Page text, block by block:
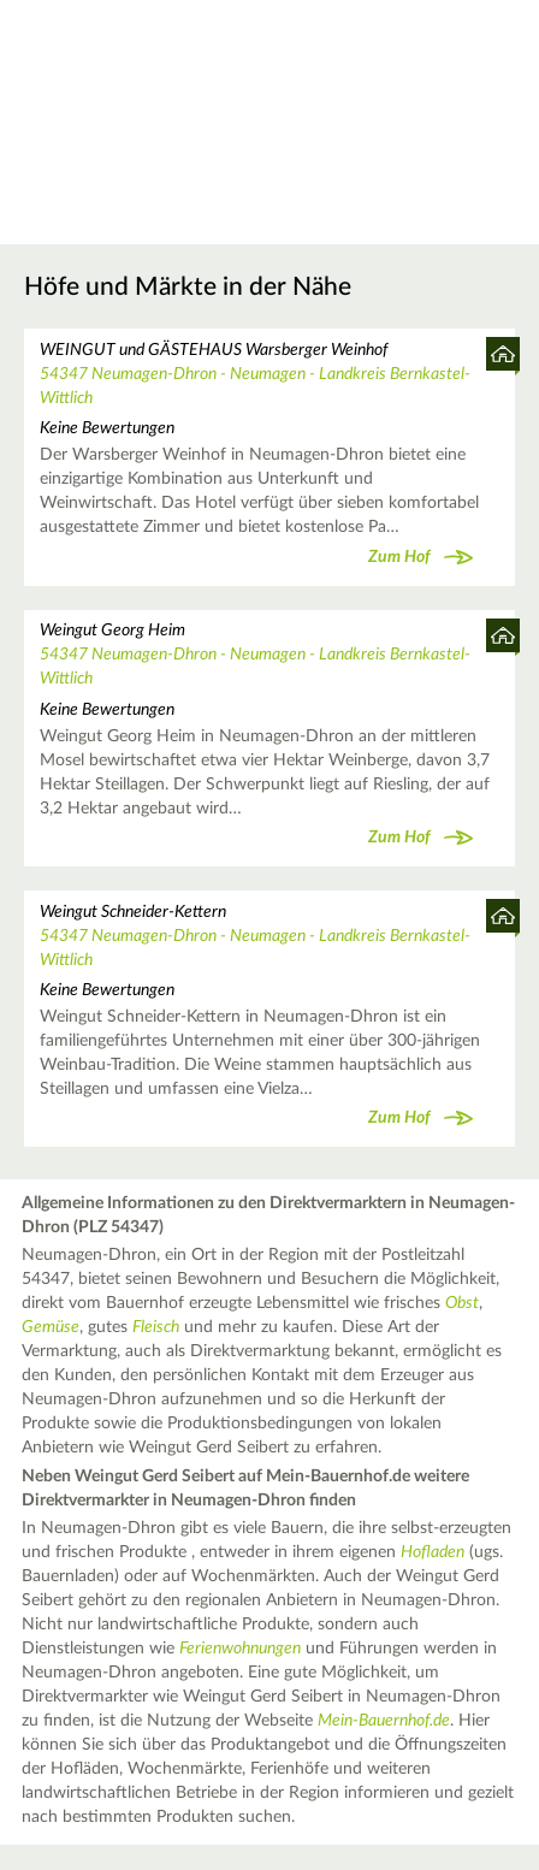
Höfe und Märkte in der Nähe
WEINGUT und GÄSTEHAUS Warsberger Weinhof
54347 Neumagen-Dhron - Neumagen - Landkreis Bernkastel-
Wittlich
Keine Bewertungen
Der Warsberger Weinhof in Neumagen-Dhron bietet eine
einzigartige Kombination aus Unterkunft und
Weinwirtschaft. Das Hotel verfügt über sieben komfortabel
ausgestattete Zimmer und bietet kostenlose Pa…
Zum Hof
Weingut Georg Heim
54347 Neumagen-Dhron - Neumagen - Landkreis Bernkastel-
Wittlich
Keine Bewertungen
Weingut Georg Heim in Neumagen-Dhron an der mittleren
Mosel bewirtschaftet etwa vier Hektar Weinberge, davon 3,7
Hektar Steillagen. Der Schwerpunkt liegt auf Riesling, der auf
3,2 Hektar angebaut wird…
Zum Hof
Weingut Schneider-Kettern
54347 Neumagen-Dhron - Neumagen - Landkreis Bernkastel-
Wittlich
Keine Bewertungen
Weingut Schneider-Kettern in Neumagen-Dhron ist ein
familiengeführtes Unternehmen mit einer über 300-jährigen
Weinbau-Tradition. Die Weine stammen hauptsächlich aus
Steillagen und umfassen eine Vielza…
Zum Hof
Allgemeine Informationen zu den Direktvermarktern in Neumagen-
Dhron (PLZ 54347)
Neumagen-Dhron, ein Ort in der Region mit der Postleitzahl
54347, bietet seinen Bewohnern und Besuchern die Möglichkeit,
direkt vom Bauernhof erzeugte Lebensmittel wie frischesObst,
Gemüse, gutesFleisch und mehr zu kaufen. Diese Art der
Vermarktung, auch als Direktvermarktung bekannt, ermöglicht es
den Kunden, den persönlichen Kontakt mit dem Erzeuger aus
Neumagen-Dhron aufzunehmen und so die Herkunft der
Produkte sowie die Produktionsbedingungen von lokalen
Anbietern wie Weingut Gerd Seibert zu erfahren.
Neben Weingut Gerd Seibert auf Mein-Bauernhof.de weitere
Direktvermarkter in Neumagen-Dhron finden
In Neumagen-Dhron gibt es viele Bauern, die ihre selbst-erzeugten
und frischen Produkte , entweder in ihrem eigenenHofladen (ugs.
Bauernladen) oder auf Wochenmärkten. Auch der Weingut Gerd
Seibert gehört zu den regionalen Anbietern in Neumagen-Dhron.
Nicht nur landwirtschaftliche Produkte, sondern auch
Dienstleistungen wieFerienwohnungen und Führungen werden in
Neumagen-Dhron angeboten. Eine gute Möglichkeit, um
Direktvermarkter wie Weingut Gerd Seibert in Neumagen-Dhron
zu finden, ist die Nutzung der WebseiteMein-Bauernhof.de. Hier
können Sie sich über das Produktangebot und die Öffnungszeiten
der Hofläden, Wochenmärkte, Ferienhöfe und weiteren
landwirtschaftlichen Betriebe in der Region informieren und gezielt
nach bestimmten Produkten suchen.